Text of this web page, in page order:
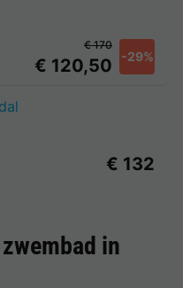
€ 120,50 -29%
€ 170
€ 132
in